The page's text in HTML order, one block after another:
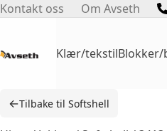
Skip
Kontakt oss Om Avseth
Klær/tekstil
←Tilbake til Softshell